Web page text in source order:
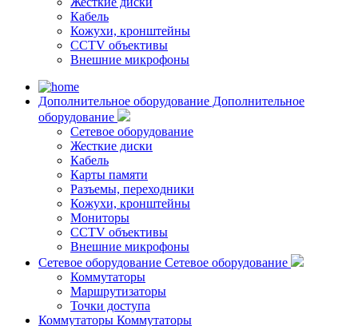
Кабель
Кожухи, кронштейны
CCTV объективы
Внешние микрофоны
Дополнительное оборудование Дополнительное
оборудование
Сетевое оборудование
Жесткие диски
Кабель
Карты памяти
Разъемы, переходники
Кожухи, кронштейны
Мониторы
CCTV объективы
Внешние микрофоны
Сетевое оборудование Сетевое оборудование
Коммутаторы
Маршрутизаторы
Точки доступа
Коммутаторы Коммутаторы